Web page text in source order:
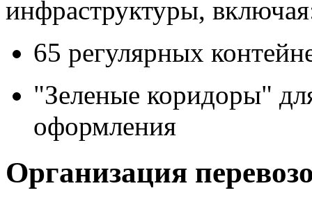
инфраструктуры,
65 регулярных
"Зеленые коридоры"
оформления
Организация